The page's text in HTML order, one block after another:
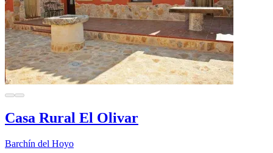
Casa Rural El Olivar
Barchín del Hoyo